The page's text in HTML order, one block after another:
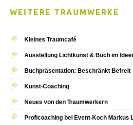
WEITERE TRAUMWERKE
Kleines Traumcafé
Ausstellung Lichtkunst & Buch im
Buchpräsentation: Beschränkt Befreit
Kunst-Coaching
Neues von den Traumwerkern
Proficoaching bei Event-Koch Markus